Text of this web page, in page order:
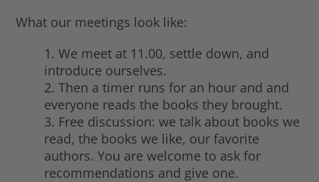
What our meetings look like:
1. We meet at 11.00, settle down, and
introduce ourselves.
2. Then a timer runs for an hour and and
everyone reads the books they brought.
3. Free discussion: we talk about books we
read, the books we like, our favorite
authors. You are welcome to ask for
recommendations and give one.